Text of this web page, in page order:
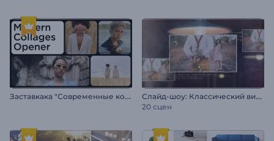
З
аставкака "Современные коллажи" С
лайд-шоу: Классический винтаж
20 сцен